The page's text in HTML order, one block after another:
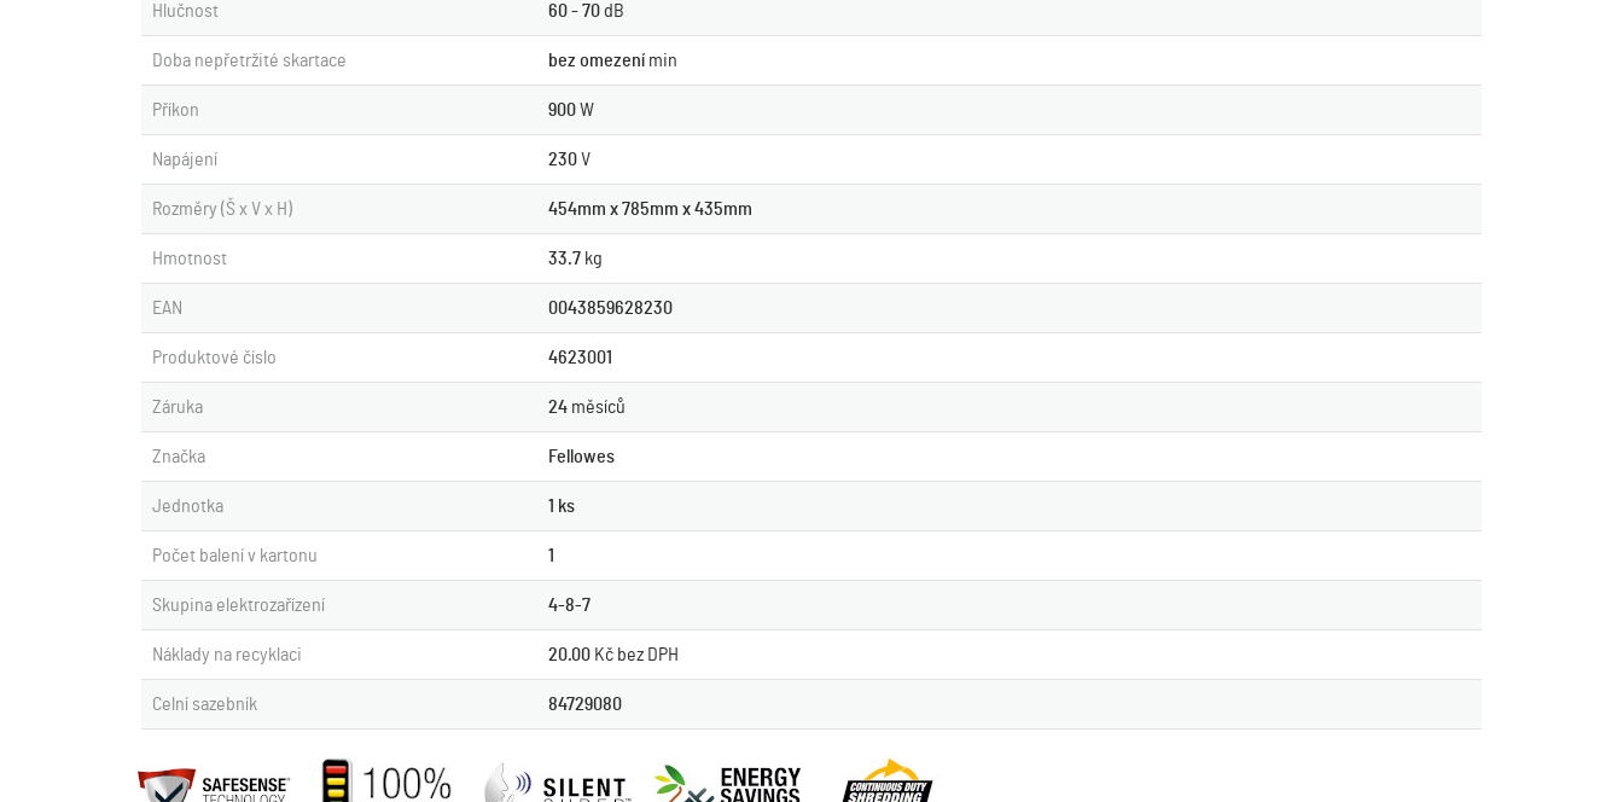
Hlučnost 60 - 70 dB
Doba nepřetržité skartace bez omezení min
Příkon 900 W
Napájení 230 V
Rozměry (Š x V x H) 454mm x 785mm x 435mm
Hmotnost 33.7 kg
EAN 0043859628230
Produktové číslo 4623001
Záruka 24 měsíců
Značka Fellowes
Jednotka 1 ks
Počet balení v kartonu 1
Skupina elektrozařízení 4-8-7
Náklady na recyklaci 20.00 Kč bez DPH
Celní sazebník 84729080